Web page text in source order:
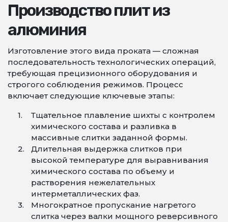
Производство плит из
алюминия
Изготовление этого вида проката — сложная
последовательность технологических операций,
требующая прецизионного оборудования и
строгого соблюдения режимов. Процесс
включает следующие ключевые этапы:
Тщательное плавление шихты с контролем
химического состава и разливка в
массивные слитки заданной формы.
Длительная выдержка слитков при
высокой температуре для выравнивания
химического состава по объему и
растворения нежелательных
интерметаллических фаз.
Многократное пропускание нагретого
слитка через валки мощного реверсивного